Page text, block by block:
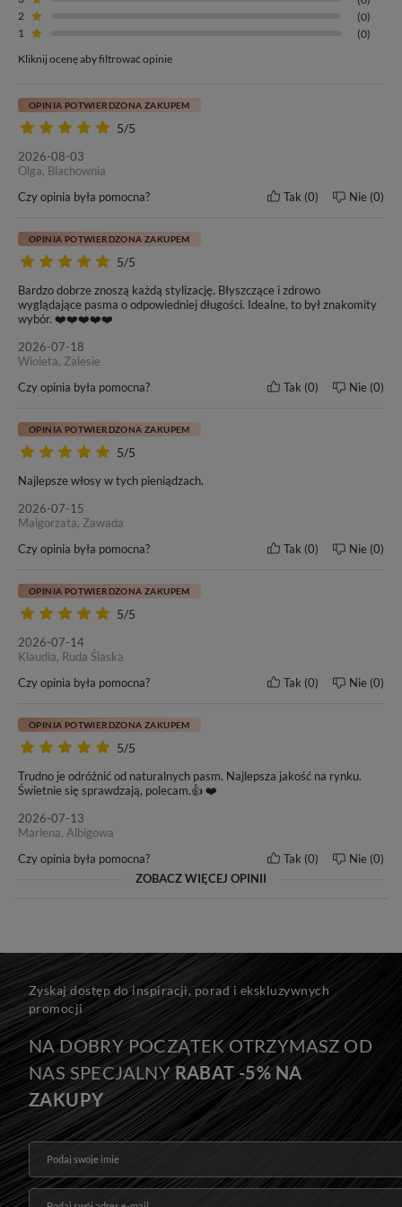
Zapewnia naturalne efekty przy minimalnym czasie trwania
zabiegu.Jako jedna z najmniej inwazyjnych metod przedłużania i
cienkich, delikatnych i łamliwych pasm.
Długość włosów
40 cm
5g (+/- 3%)
Metoda zakładania
Tape On
Kolor włosów
Klasa jakości
Żywotność włosów
Do efektu przedłużenia zalecamy: 14-20 kanapek.
Do efektu zagęszczenia zalecamy: 6-14 kanapek.
Na zdjęciu znajduje się 10 kanapek, czyli 50 g włosów.
2
(0)
1
(0)
Kliknij ocenę aby filtrować opinie
5/5
OPINIA POTWIERDZONA ZAKUPEM
2026-08-03
Olga, Blachownia
Czy opinia była pomocna?
Tak 0 Nie 0
5/5
OPINIA POTWIERDZONA ZAKUPEM
Bardzo dobrze znoszą każdą stylizację. Błyszczące i zdrowo
wyglądające pasma o odpowiedniej długości. Idealne, to był znakomity
wybór. ❤️❤️❤️❤️❤️
2026-07-18
Wioleta, Zalesie
Czy opinia była pomocna?
Tak 0 Nie 0
5/5
OPINIA POTWIERDZONA ZAKUPEM
Najlepsze włosy w tych pieniądzach.
2026-07-15
Malgorzata, Zawada
Czy opinia była pomocna?
Tak 0 Nie 0
5/5
OPINIA POTWIERDZONA ZAKUPEM
2026-07-14
Klaudia, Ruda Ślaska
Czy opinia była pomocna?
Tak 0 Nie 0
5/5
OPINIA POTWIERDZONA ZAKUPEM
Trudno je odróżnić od naturalnych pasm. Najlepsza jakość na rynku.
Świetnie się sprawdzają, polecam.👍 ❤️
2026-07-13
Marlena, Albigowa
Czy opinia była pomocna?
Tak 0 Nie 0
ZOBACZ WIĘCEJ OPINII
Zyskaj dostęp do inspiracji, porad i ekskluzywnych
promocji
NA DOBRY POCZĄTEK OTRZYMASZ OD
NAS SPECJALNYRABAT -5% NA
ZAKUPY
Podaj swoje imię